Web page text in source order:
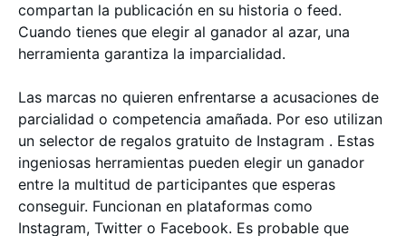
compartan la publicación en su historia o feed.
Cuando tienes que elegir al ganador al azar, una
herramienta garantiza la imparcialidad.
Las marcas no quieren enfrentarse a acusaciones de
parcialidad o competencia amañada. Por eso utilizan
un selector de regalos gratuito de Instagram . Estas
ingeniosas herramientas pueden elegir un ganador
entre la multitud de participantes que esperas
conseguir. Funcionan en plataformas como
Instagram, Twitter o Facebook. Es probable que